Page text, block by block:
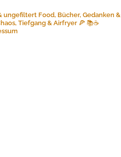
ungefiltert Food, Bücher, Gedanken &
Tiefgang & Airfryer 🍕 📚☕️